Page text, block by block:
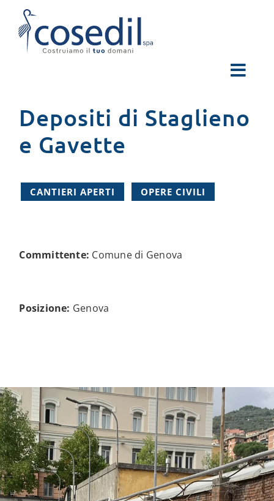
contenuto
Depositi di Staglieno
e Gavette
CANTIERI APERTI OPERE CIVILI
Committente: Comune di Genova
Posizione: Genova